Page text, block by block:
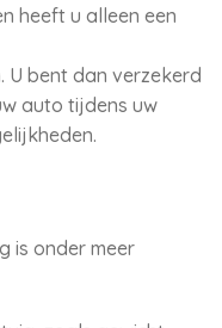
heeft u alleen een
U bent dan verzekerd
auto tijdens uw
is onder meer